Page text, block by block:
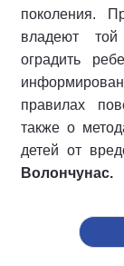
поколения.
владеют
оградить
правилах
также о
детей от
Волончунас.